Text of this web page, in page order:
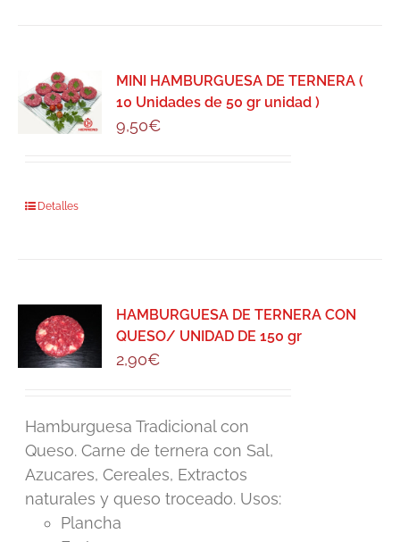
MINI HAMBURGUESA DE TERNERA (
10 Unidades de 50 gr unidad )
9,50€
Detalles
HAMBURGUESA DE TERNERA CON
QUESO/ UNIDAD DE 150 gr
2,90€
Hamburguesa Tradicional con
Queso. Carne de ternera con Sal,
Azucares, Cereales, Extractos
naturales y queso troceado. Usos:
Plancha